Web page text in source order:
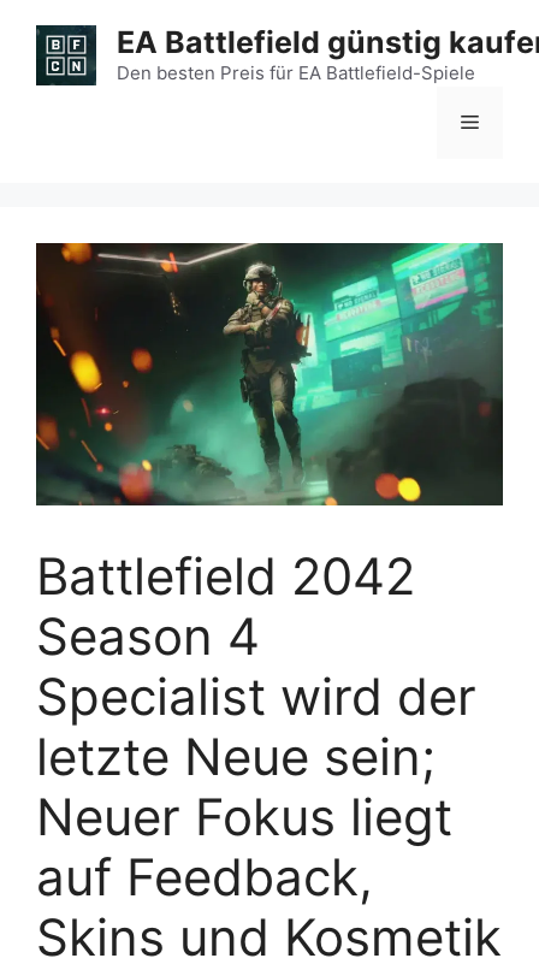
Inhalt
springen
EA Battlefield günstig
Den besten Preis für EA Battlefield-Spiele
Menü
Battlefield 2042
Season 4
Specialist wird der
letzte Neue sein;
Neuer Fokus liegt
auf Feedback,
Skins und Kosmetik